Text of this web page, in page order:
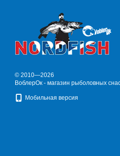
© 2010—2026
ВоблерОк - магазин рыболовных
Мобильная версия